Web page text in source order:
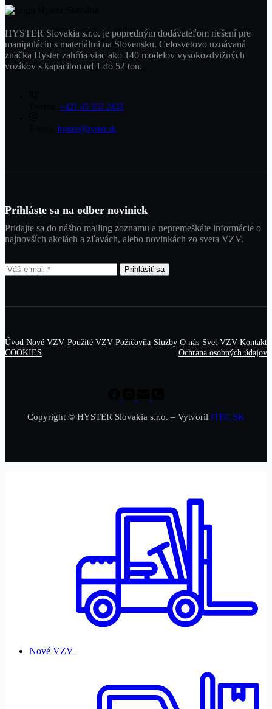
HYSTER Slovakia s.r.o. je popredným dodávateľom riešení pre
manipuláciu s materiálmi na Slovensku. Celosvetovo uznávaná
značka Hyster zahŕňa viac ako 140 modelov vysokozdvižných
vozíkov s kapacitou od 1 do 52 ton.
+421 45 552 2433
hyster@hyster.sk
Prihláste sa na odber noviniek
Pridajte sa do nášho mailing zoznamu a nepremeškáte informácie o
najnovších akciách a zľavách, alebo novinkách zo sveta VZV.
Prihlásiť sa
Úvod Nové VZV Použité VZV Požičovňa Služby O nás Svet VZV Kontakt
COOKIES
Ochrana osobných údajov
Copyright © HYSTER Slovakia s.r.o. – Vytvoril ITEC.SK
Nové VZV